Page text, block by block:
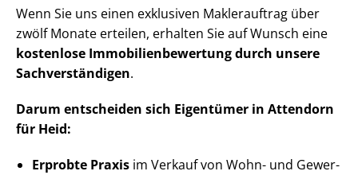
Wenn Sie uns einen exklusiven Maklerauftrag über
zwölf Monate erteilen, erhalten Sie auf Wunsch eine
kostenlose Im­mo­bi­li­en­be­wer­tung durch unsere
Sach­ver­stän­di­gen.
Darum entscheiden sich Eigentümer in Attendorn
für Heid:
Erprobte Praxis im Verkauf von Wohn- und Ge­wer­